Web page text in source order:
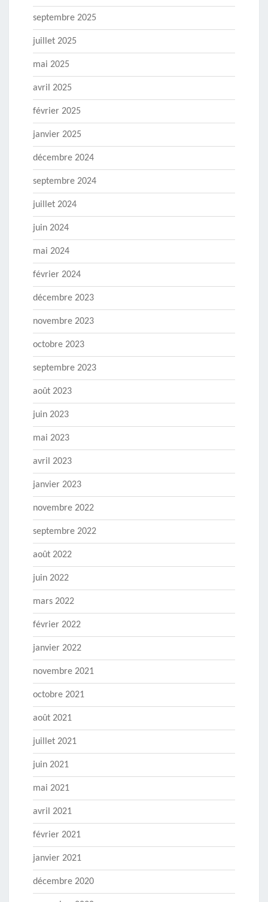
septembre 2025
juillet 2025
mai 2025
avril 2025
février 2025
janvier 2025
décembre 2024
septembre 2024
juillet 2024
juin 2024
mai 2024
février 2024
décembre 2023
novembre 2023
octobre 2023
septembre 2023
août 2023
juin 2023
mai 2023
avril 2023
janvier 2023
novembre 2022
septembre 2022
août 2022
juin 2022
mars 2022
février 2022
janvier 2022
novembre 2021
octobre 2021
août 2021
juillet 2021
juin 2021
mai 2021
avril 2021
février 2021
janvier 2021
décembre 2020